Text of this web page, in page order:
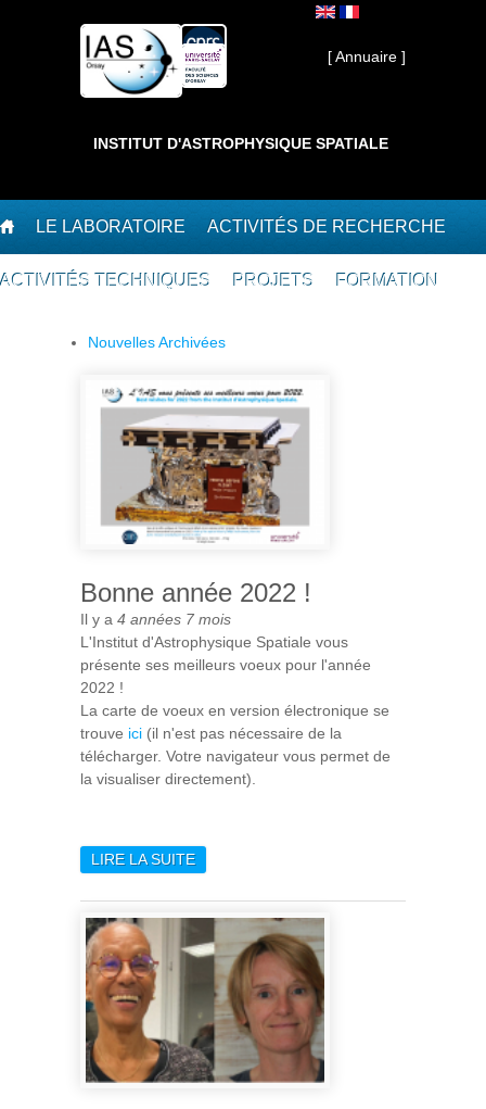
Interne ]
[ Annuaire ]
INSTITUT D'ASTROPHYSIQUE SPATIALE
LE LABORATOIRE ACTIVITÉS DE RECHERCHE
ACTIVITÉS TECHNIQUES PROJETS FORMATION
Nouvelles Archivées
Bonne année 2022 !
Il y a 4 années 7 mois
L'Institut d'Astrophysique Spatiale vous
présente ses meilleurs voeux pour l'année
2022 !
La carte de voeux en version électronique se
trouve ici (il n'est pas nécessaire de la
télécharger. Votre navigateur vous permet de
la visualiser directement).
LIRE LA SUITEDE BONNE ANNÉE 2022 !